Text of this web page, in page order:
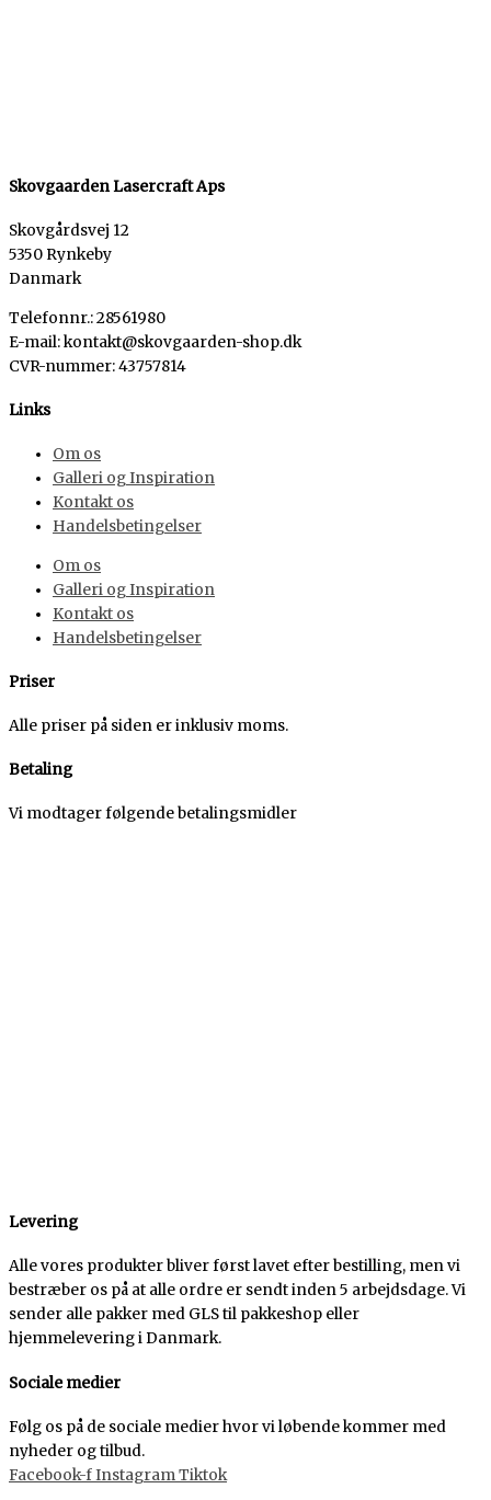
Skovgaarden Lasercraft Aps
Skovgårdsvej 12
5350 Rynkeby
Danmark
Telefonnr.: 28561980
E-mail: kontakt@skovgaarden-shop.dk
CVR-nummer:43757814
Links
Om os
Galleri og Inspiration
Kontakt os
Handelsbetingelser
Om os
Galleri og Inspiration
Kontakt os
Handelsbetingelser
Priser
Alle priser på siden er inklusiv moms.
Betaling
Vi modtager følgende betalingsmidler
Levering
Alle vores produkter bliver først lavet efter bestilling, men vi
bestræber os på at alle ordre er sendt inden 5 arbejdsdage. Vi
sender alle pakker med GLS til pakkeshop eller
hjemmelevering i Danmark.
Sociale medier
Følg os på de sociale medier hvor vi løbende kommer med
nyheder og tilbud.
Facebook-fInstagramTiktok